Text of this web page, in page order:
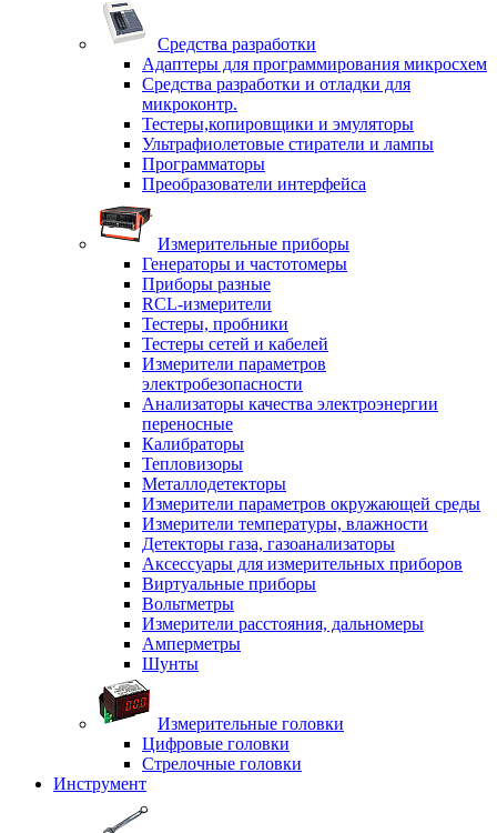
Средства разработки
Адаптеры для программирования микросхем
Средства разработки и отладки для
микроконтр.
Тестеры,копировщики и эмуляторы
Ультрафиолетовые стиратели и лампы
Программаторы
Преобразователи интерфейса
Измерительные приборы
Генераторы и частотомеры
Приборы разные
RCL-измерители
Тестеры, пробники
Тестеры сетей и кабелей
Измерители параметров
электробезопасности
Анализаторы качества электроэнергии
переносные
Калибраторы
Тепловизоры
Металлодетекторы
Измерители параметров окружающей среды
Измерители температуры, влажности
Детекторы газа, газоанализаторы
Аксессуары для измерительных приборов
Виртуальные приборы
Вольтметры
Измерители расстояния, дальномеры
Амперметры
Шунты
Измерительные головки
Цифровые головки
Стрелочные головки
Инструмент